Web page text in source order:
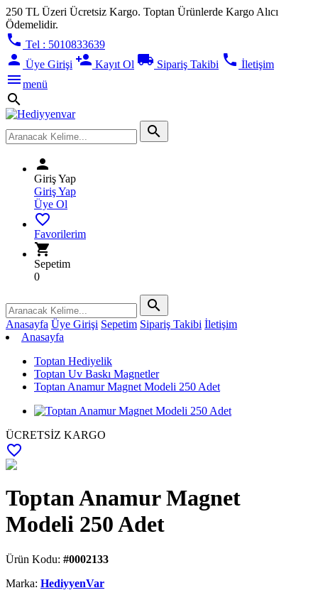
250 TL Üzeri Ücretsiz Kargo. Toptan Ürünlerde Kargo Alıcı
Ödemelidir.
phone Tel : 5010833639
person Üye Girişi person_add Kayıt Ol local_shipping Sipariş Takibi phone İletişim
menumenü
search
search
person
Giriş Yap
Giriş Yap
Üye Ol
favorite_border
Favorilerim
shopping_cart
Sepetim
0
search
Anasayfa Üye Girişi Sepetim Sipariş Takibi İletişim
Anasayfa
Toptan Hediyelik
Toptan Uv Baskı Magnetler
Toptan Anamur Magnet Modeli 250 Adet
ÜCRETSİZ KARGO
favorite_border
Toptan Anamur Magnet
Modeli 250 Adet
Ürün Kodu: #0002133
Marka: HediyyenVar